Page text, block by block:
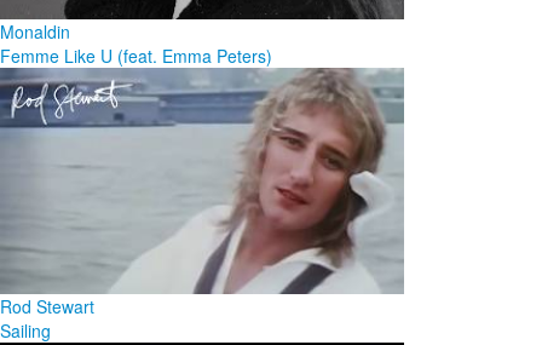
Monaldin
Femme Like U (feat. Emma Peters)
Rod Stewart
Sailing